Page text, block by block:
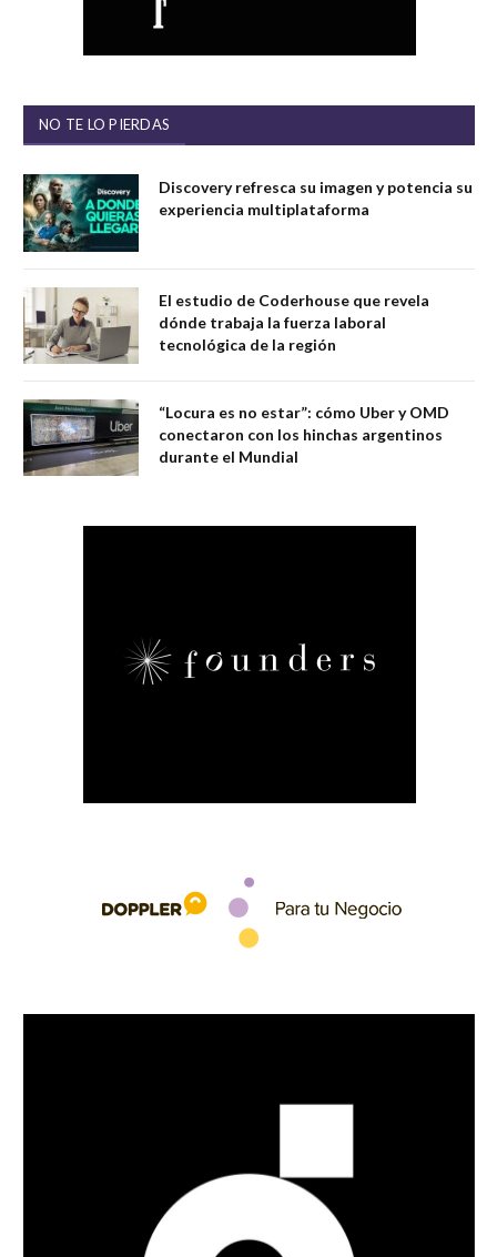
NO TE LO PIERDAS
Discovery refresca su imagen y potencia su
experiencia multiplataforma
El estudio de Coderhouse que revela
dónde trabaja la fuerza laboral
tecnológica de la región
“Locura es no estar”: cómo Uber y OMD
conectaron con los hinchas argentinos
durante el Mundial